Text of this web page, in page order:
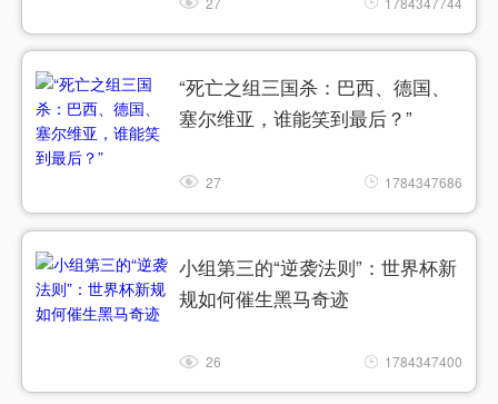
“死亡之组三国杀：巴西、德国、
塞尔维亚，谁能笑到最后？”
27 1784347686
小组第三的“逆袭法则”：世界杯新
规如何催生黑马奇迹
26 1784347400